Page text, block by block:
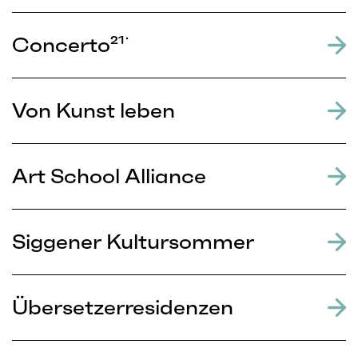
Concerto²¹˙
Von Kunst leben
Art School Alliance
Siggener Kultursommer
Übersetzerresidenzen